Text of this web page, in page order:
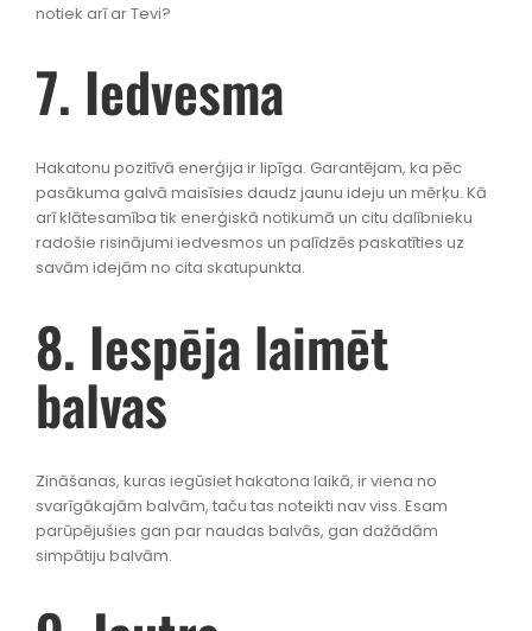
notiek arī ar Tevi?
7. Iedvesma
Hakatonu pozitīvā enerģija ir lipīga. Garantējam, ka pēc
pasākuma galvā maisīsies daudz jaunu ideju un mērķu. Kā
arī klātesamība tik enerģiskā notikumā un citu dalībnieku
radošie risinājumi iedvesmos un palīdzēs paskatīties uz
savām idejām no cita skatupunkta.
8. Iespēja laimēt
balvas
Zināšanas, kuras iegūsiet hakatona laikā, ir viena no
svarīgākajām balvām, taču tas noteikti nav viss. Esam
parūpējušies gan par naudas balvās, gan dažādām
simpātiju balvām.